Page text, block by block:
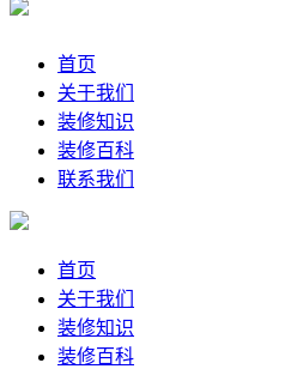
首页
关于我们
装修知识
装修百科
联系我们
首页
关于我们
装修知识
装修百科